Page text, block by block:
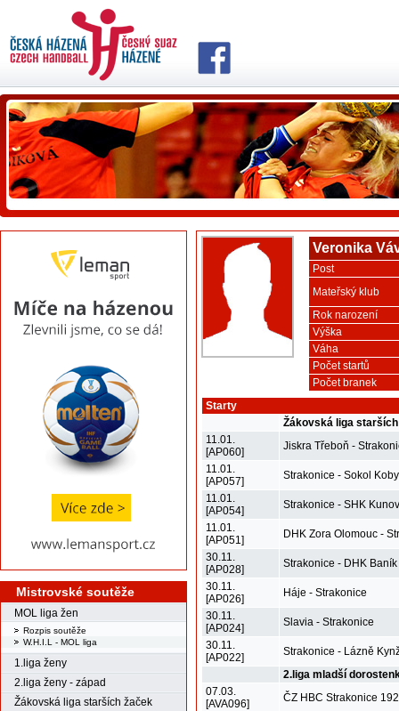
Mistrovské soutěže
MOL liga žen
Rozpis soutěže
W.H.I.L - MOL liga
1.liga ženy
2.liga ženy - západ
Žákovská liga starších žaček
Veronika
Post
Mateřský klub
Rok narození
Výška
Váha
Počet startů
Počet branek
Starty
Žákovská liga
11.01.
[AP060]
Jiskra Třeboň -
11.01.
[AP057]
Strakonice - Sokol
11.01.
[AP054]
Strakonice - SHK
11.01.
[AP051]
DHK Zora Olomouc -
30.11.
[AP028]
Strakonice - DHK Baník
30.11.
[AP026]
Háje - Strakonice
30.11.
[AP024]
Slavia - Strakonice
30.11.
[AP022]
Strakonice - Lázně
2.liga mladší
07.03.
[AVA096]
ČZ HBC Strakonice